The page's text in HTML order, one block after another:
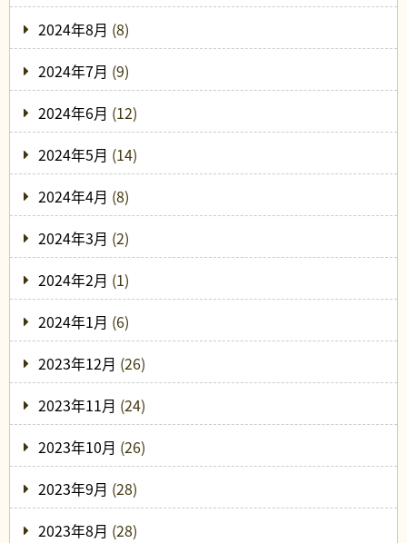
2024年8月 (8)
2024年7月 (9)
2024年6月 (12)
2024年5月 (14)
2024年4月 (8)
2024年3月 (2)
2024年2月 (1)
2024年1月 (6)
2023年12月 (26)
2023年11月 (24)
2023年10月 (26)
2023年9月 (28)
2023年8月 (28)